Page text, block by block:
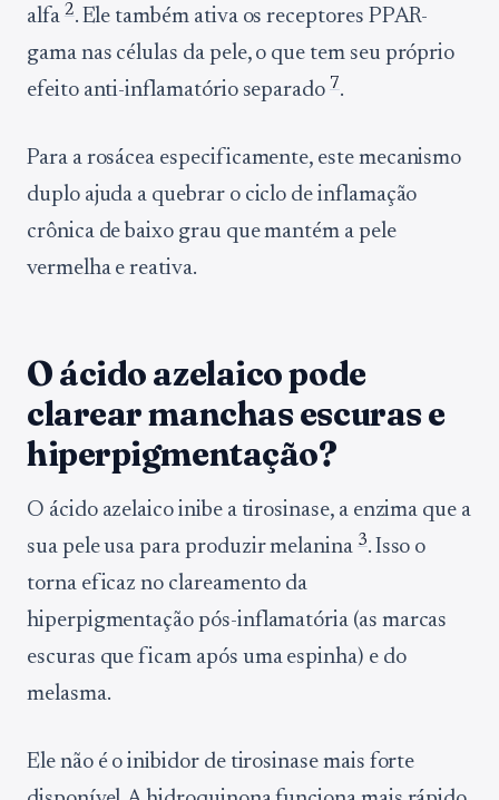
alfa 2. Ele também ativa os receptores PPAR-
gama nas células da pele, o que tem seu próprio
efeito anti-inflamatório separado 7.
Para a rosácea especificamente, este mecanismo
duplo ajuda a quebrar o ciclo de inflamação
crônica de baixo grau que mantém a pele
vermelha e reativa.
O ácido azelaico pode
clarear manchas escuras e
hiperpigmentação?
O ácido azelaico inibe a tirosinase, a enzima que a
sua pele usa para produzir melanina 3. Isso o
torna eficaz no clareamento da
hiperpigmentação pós-inflamatória (as marcas
escuras que ficam após uma espinha) e do
melasma.
Ele não é o inibidor de tirosinase mais forte